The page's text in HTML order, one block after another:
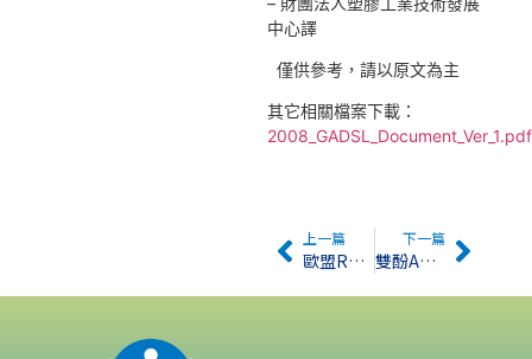
中心譯
僅供參考，請以原文為主
其它相關檔案下載：
2008_GADSL_Document_Ver_1.pdf
上一篇
歐盟RoHS指令 – 新增有害禁用物質之評估報告預計於四月中旬出爐
下一篇
雙酚A致癌性，引發關注